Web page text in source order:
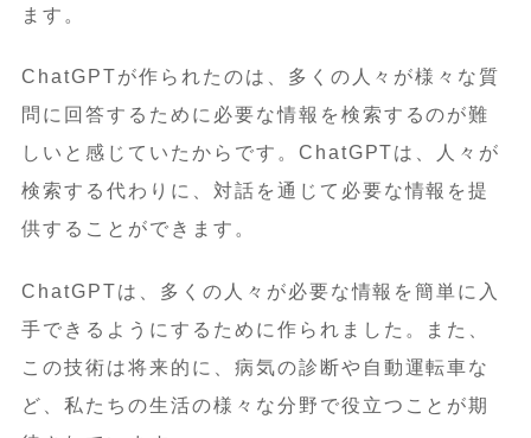
ます。
ChatGPTが作られたのは、多くの人々が様々な質
問に回答するために必要な情報を検索するのが難
しいと感じていたからです。ChatGPTは、人々が
検索する代わりに、対話を通じて必要な情報を提
供することができます。
ChatGPTは、多くの人々が必要な情報を簡単に入
手できるようにするために作られました。また、
この技術は将来的に、病気の診断や自動運転車な
ど、私たちの生活の様々な分野で役立つことが期